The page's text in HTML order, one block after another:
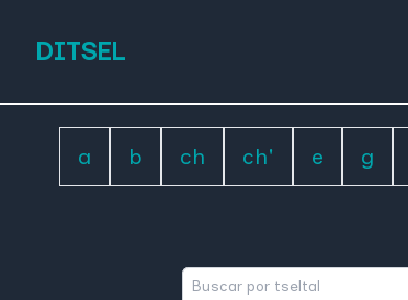
DITSEL
a b ch ch' e g